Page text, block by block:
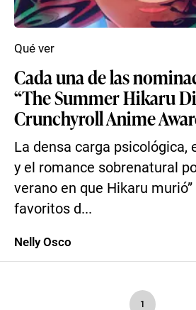
Cada una de las
“The Summer Hikaru
Crunchyroll Anime
La densa carga psicológica,
y el romance sobrenatural
verano en que Hikaru
favoritos d...
Qué ver
Nelly Osco
1